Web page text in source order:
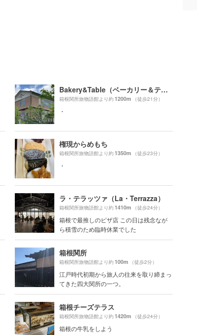
Bakery&Table（ベーカリー＆テーブル）
箱根関所旅物語館より約1200m （徒歩21分）
・
権現からめもち
箱根関所旅物語館より約1350m （徒歩23分）
・
ラ・テラッツァ（La・Terrazza）
箱根関所旅物語館より約1410m （徒歩24分）
箱根で最推しのピザ店 この日は残念なが
ら積雪のため臨時休業でした
箱根関所
箱根関所旅物語館より約100m （徒歩2分）
江戸時代初期から旅人の往来を取り締まっ
てきた四大関所の一つ。
箱根チーズテラス
箱根関所旅物語館より約1420m （徒歩24分）
箱根の牛乳をしよう